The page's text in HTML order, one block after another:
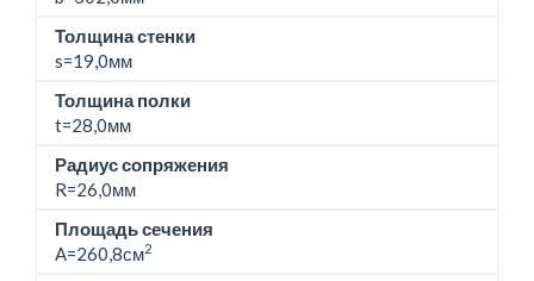
Толщина стенки
s=19,0мм
Толщина полки
t=28,0мм
Радиус сопряжения
R=26,0мм
Площадь сечения
A=260,8см2